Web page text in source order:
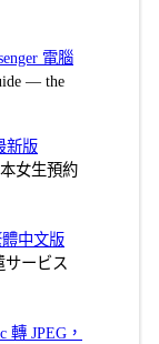
電腦
— the
新版
女生預約
中文版
サービス
轉 JPEG，